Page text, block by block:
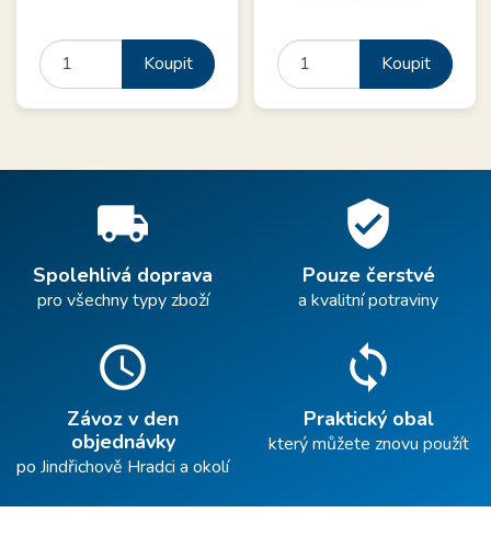
Koupit Koupit
local_shipping
Spolehlivá doprava
pro všechny typy zboží
verified_user
Pouze čerstvé
a kvalitní potraviny
schedule
Závoz v den
objednávky
po Jindřichově Hradci a okolí
sync
Praktický obal
který můžete znovu použít